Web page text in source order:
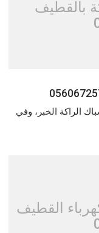
بالقطيف
الراكة الخبر، وفي
القطيف